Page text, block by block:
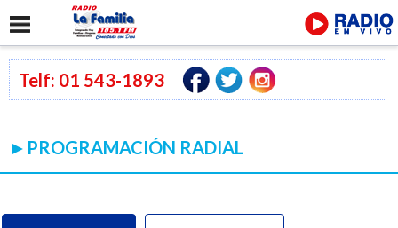
Telf: 01 543-1893
►PROGRAMACIÓN RADIAL